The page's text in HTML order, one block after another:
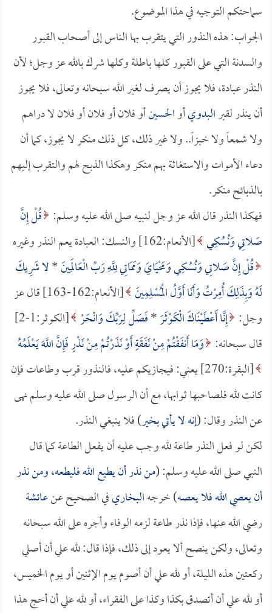
سماحتكم التوجيه في هذا الموضوع.
الجواب: هذه النذور التي يتقرب بها الناس إلى أصحاب القبور
والسدنة التي على القبور كلها باطلة وكلها شرك بالله عز وجل؛ لأن
النذر عبادة، فلا يجوز أن يصرف لغير الله سبحانه وتعالى، فلا يجوز
أن ينذر لقبرالبدويأوالحسينأو فلان أو فلان أو فلان لا دراهم
ولا شمعاً ولا خبزاً.. ولا غير ذلك، كل ذلك منكر لا يجوز، كما أن
دعاء الأموات والاستغاثة بهم منكر وهكذا الذبح لهم والتقرب إليهم
بالذبائح منكر.
فهكذا النذر قال الله عز وجل لنبيه صلى الله عليه وسلم: قُلْ إِنَّ
صَلاتِي وَنُسُكِي [الأنعام:162] والنسك: العبادة يعم النذر وغيره
قُلْ إِنَّ صَلاتِي وَنُسُكِي وَمَحْيَايَ وَمَمَاتِي لِلَّهِ رَبِّ الْعَالَمِينَ*لا شَرِيكَ
لَهُ وَبِذَلِكَ أُمِرْتُ وَأَنَا أَوَّلُ الْمُسْلِمِينَ
[الأنعام:162-163] قال عز
وجل: إِنَّا أَعْطَيْنَاكَ الْكَوْثَرَ*فَصَلِّ لِرَبِّكَ وَانْحَرْ
[الكوثر:1-2]
قال سبحانه: وَمَا أَنفَقْتُمْ مِنْ نَفَقَةٍ أَوْ نَذَرْتُمْ مِنْ نَذْرٍ فَإِنَّ اللَّهَ يَعْلَمُهُ
[البقرة:270] يعني: فيجازيكم عليه، فالنذور قرب وطاعات فإن
كانت لله فلصاحبها ثوابها، مع أن الرسول صلى الله عليه وسلم نهى
عن النذر وقال: (إنه لا يأتي بخير) فلا ينبغي النذر.
لكن لو فعل النذر طاعة لله وجب عليه أن يفعل الطاعة كما قال
النبي صلى الله عليه وسلم: (من نذر أن يطيع الله فليطعه، ومن نذر
أن يعصي الله فلا يعصه) خرجهالبخاريفي الصحيح عنعائشة
رضي الله عنها، فإذا نذر طاعة لزمه الوفاء وأجره على الله سبحانه
وتعالى، ولكن ينصح ألا يعود إلى ذلك، فإذا قال: لله علي أن أصلي
ركعتين هذه الليلة، أو لله علي أن أصوم يوم الإثنين أو يوم الخميس،
أو لله علي أن أتصدق بكذا وكذا على الفقراء، أو لله علي أن أحج هذا